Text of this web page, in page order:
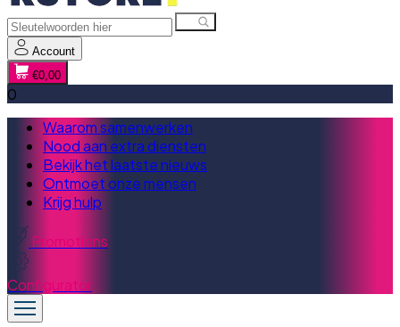
Account
€0,00
0
Waarom samenwerken
Nood aan extra diensten
Bekijk het laatste nieuws
Ontmoet onze mensen
Krijg hulp
Promotions
Configurator